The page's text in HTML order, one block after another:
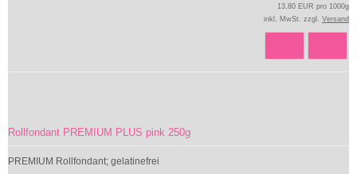
13,80 EUR pro 1000g
inkl. MwSt. zzgl. Versand
Rollfondant PREMIUM PLUS pink 250g
PREMIUM Rollfondant; gelatinefrei